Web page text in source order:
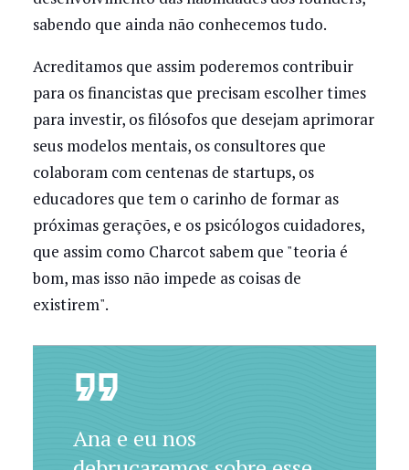
sabendo que ainda não conhecemos tudo.
Acreditamos que assim poderemos contribuir
para os financistas que precisam escolher times
para investir, os filósofos que desejam aprimorar
seus modelos mentais, os consultores que
colaboram com centenas de startups, os
educadores que tem o carinho de formar as
próximas gerações, e os psicólogos cuidadores,
que assim como Charcot sabem que "teoria é
bom, mas isso não impede as coisas de
existirem".
Ana e eu nos